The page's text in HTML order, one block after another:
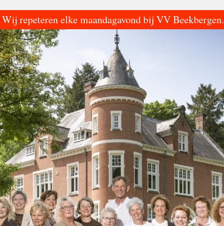
Wij repeteren elke maandagavond bij VV Beekbergen.